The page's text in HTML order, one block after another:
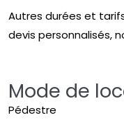
Autres durées et
devis personnalisés,
Mode de
Pédestre